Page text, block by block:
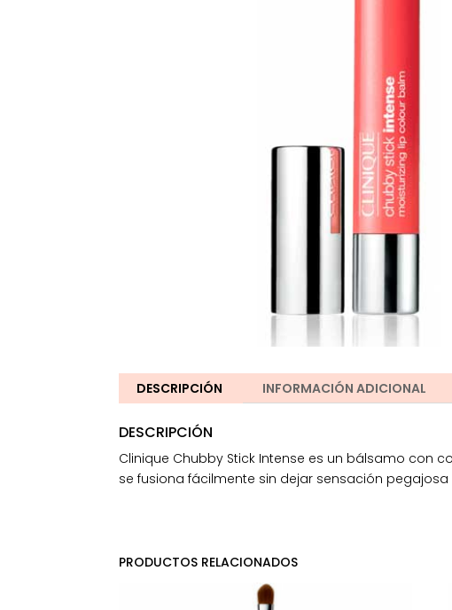
DESCRIPCIÓN INFORMACIÓN ADICIONAL
DESCRIPCIÓN
Clinique Chubby Stick Intense es un bálsamo con
se fusiona fácilmente sin dejar sensación
PRODUCTOS RELACIONADOS